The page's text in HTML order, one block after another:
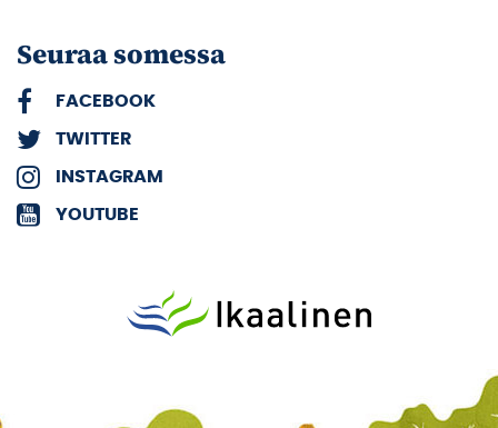
Seuraa somessa
FACEBOOK
TWITTER
INSTAGRAM
YOUTUBE